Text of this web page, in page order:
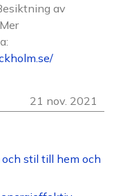
av
21 nov. 2021
och stil till hem och